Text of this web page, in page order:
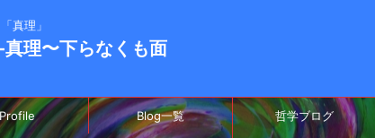
真理」
理〜下らなくも面
Profile Blog一覧 哲学ブログ